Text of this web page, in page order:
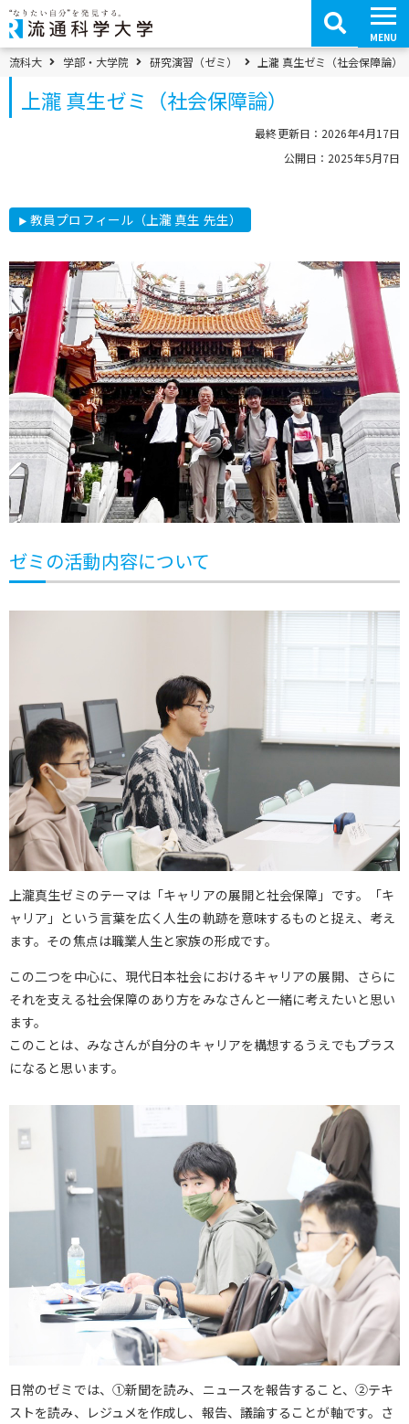
コ
ン
テ
ン
ツ
へ
移
MENU
パンくずメニュー
流科大 学部・大学院 研究演習（ゼミ） 上瀧 真生ゼミ（社会保障論）
上瀧 真生ゼミ（社会保障論）
最終更新日：2026年4月17日
公開日：2025年5月7日
教員プロフィール（上瀧 真生 先生）
ゼミの活動内容について
上瀧真生ゼミのテーマは「キャリアの展開と社会保障」です。「キ
ャリア」という言葉を広く人生の軌跡を意味するものと捉え、考え
ます。その焦点は職業人生と家族の形成です。
この二つを中心に、現代日本社会におけるキャリアの展開、さらに
それを支える社会保障のあり方をみなさんと一緒に考えたいと思い
ます。
このことは、みなさんが自分のキャリアを構想するうえでもプラス
になると思います。
日常のゼミでは、①新聞を読み、ニュースを報告すること、②テキ
ストを読み、レジュメを作成し、報告、議論することが軸です。さ